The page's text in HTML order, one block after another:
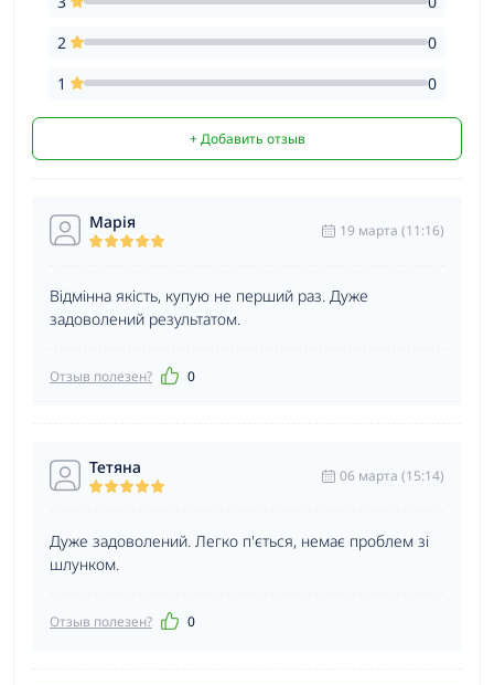
2
0
1
0
+ Добавить отзыв
Марія 19 марта (11:16)
Відмінна якість, купую не перший раз. Дуже
задоволений результатом.
Отзыв полезен? 0
Тетяна 06 марта (15:14)
Дуже задоволений. Легко п'ється, немає проблем зі
шлунком.
Отзыв полезен? 0